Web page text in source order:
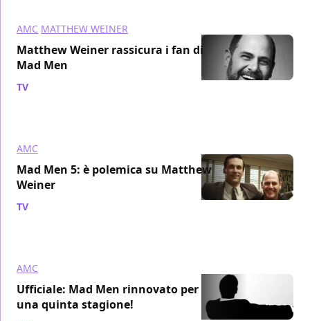
AMC MATTHEW WEINER
Matthew Weiner rassicura i fan di
Mad Men
TV
AMC
Mad Men 5: è polemica su Matthew
Weiner
TV
AMC
Ufficiale: Mad Men rinnovato per
una quinta stagione!